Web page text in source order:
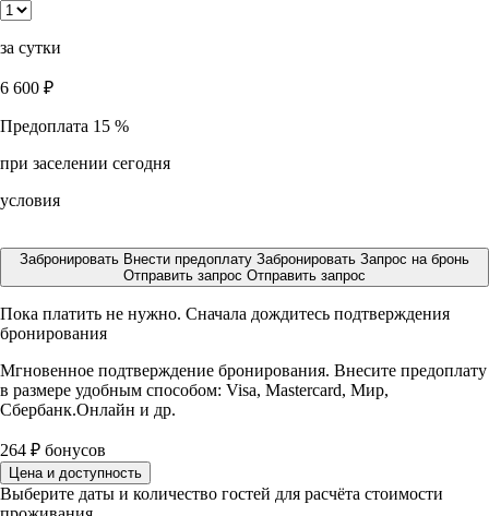
за сутки
6 600 ₽
Предоплата 15 %
при заселении сегодня
условия
Забронировать Внести предоплату Забронировать Запрос на бронь
Отправить запрос Отправить запрос
Пока платить не нужно. Сначала дождитесь подтверждения
бронирования
Мгновенное подтверждение бронирования. Внесите предоплату
в размере удобным способом: Visa, Mastercard, Мир,
Сбербанк.Онлайн и др.
264 ₽ бонусов
Цена и доступность
Выберите даты и количество гостей для расчёта стоимости